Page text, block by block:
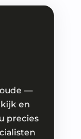
—
en
precies